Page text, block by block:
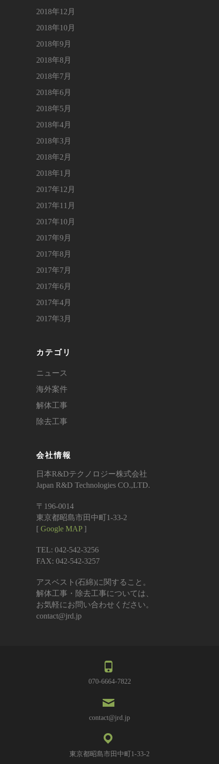
2018年12月
2018年10月
2018年9月
2018年8月
2018年7月
2018年6月
2018年5月
2018年4月
2018年3月
2018年2月
2018年1月
2017年12月
2017年11月
2017年10月
2017年9月
2017年8月
2017年7月
2017年6月
2017年4月
2017年3月
カテゴリ
ニュース
海外案件
解体工事
除去工事
会社情報
日本R&Dテクノロジー株式会社
Japan R&D Technologies CO.,LTD.
〒196-0014
東京都昭島市田中町1-33-2
[ Google MAP]
TEL: 042-542-3256
FAX: 042-542-3257
アスベスト(石綿)に関すること。
解体工事・除去工事については、
お気軽にお問い合わせください。
contact@jrd.jp
070-6664-7822
contact@jrd.jp
東京都昭島市田中町1-33-2